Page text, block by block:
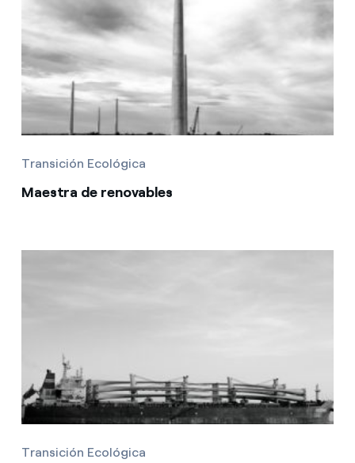
Transición Ecológica
Maestra de renovables
Transición Ecológica